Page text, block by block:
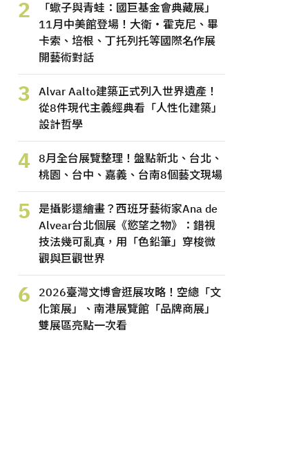
2
「蠍子與青蛙：國巨基金會典藏展」
11月中美館登場！大衛・霍克尼、畢
卡索、培根、丁托列托等國際名作展
開藝術對話
3
Alvar Aalto建築正式列入世界遺產！
從8件現代主義經典看「人性化建築」
設計哲學
4
8月全台展覽整理！盤點新北、台北、
桃園、台中、嘉義、台南8個藝文現場
5
是攝影還繪畫？西班牙藝術家Ana de
Alvear台北個展《慾望之物》：錯視
技法幾可亂真，用「色鉛筆」穿梭微
觀與巨觀世界
6
2026臺灣文博會逛展攻略！空總「文
化策展」、南港展覽館「品牌商展」
雙展區亮點一次看